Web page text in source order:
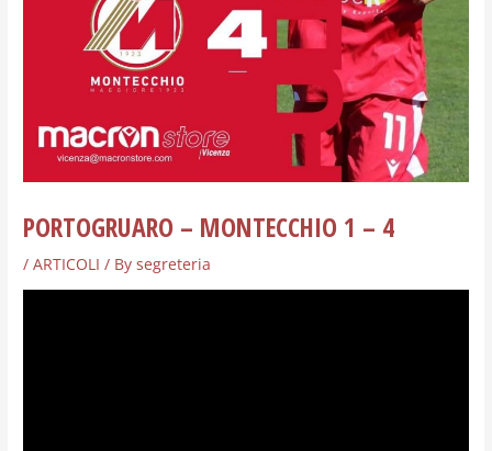
PORTOGRUARO – MONTECCHIO 1 – 4
/ARTICOLI / Bysegreteria